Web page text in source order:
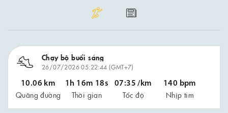
Chạy bộ buổi sáng
26/07/2026 05:22:44 (GMT+7)
10.06 km
Quãng đường
1h 16m 18s
Thời gian
07:35 /km
Tốc độ
140 bpm
Nhịp tim